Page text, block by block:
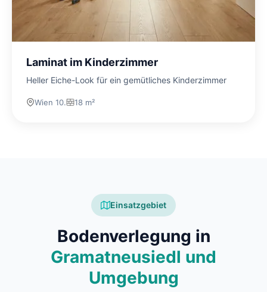
Laminat im Kinderzimmer
Heller Eiche-Look für ein gemütliches Kinderzimmer
Wien 10. 18 m²
Einsatzgebiet
Bodenverlegung in
Gramatneusiedl und
Umgebung